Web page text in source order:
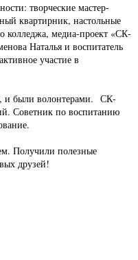
творческие мастер-
квартирник, настольные
колледжа, медиа-проект «СК-
Наталья и воспитатель
участие в
и были волонтерами. СК-
Советник по воспитанию
Получили полезные
друзей!